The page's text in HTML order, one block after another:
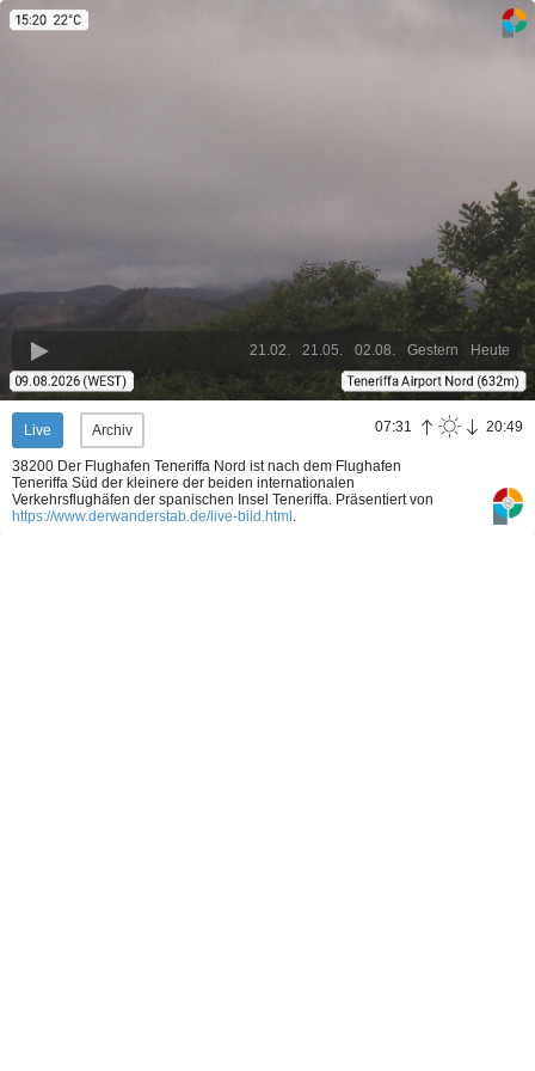
Heute
Gestern
02.08.
21.05.
21.02.
Live Archiv 07:31 20:49
38200 Der Flughafen Teneriffa Nord ist nach dem Flughafen
Teneriffa Süd der kleinere der beiden internationalen
Verkehrsflughäfen der spanischen Insel Teneriffa. Präsentiert von
https://www.derwanderstab.de/live-bild.html .